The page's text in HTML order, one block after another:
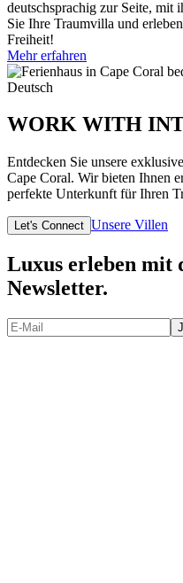
deutschsprachig zur Seite, mit
Sie Ihre Traumvilla und
Freiheit!
Mehr erfahren
WORK WITH
Entdecken Sie unsere
Cape Coral. Wir bieten Ihnen
perfekte Unterkunft für Ihren
Let's Connect Unsere Villen
Luxus erleben mit
Newsletter.